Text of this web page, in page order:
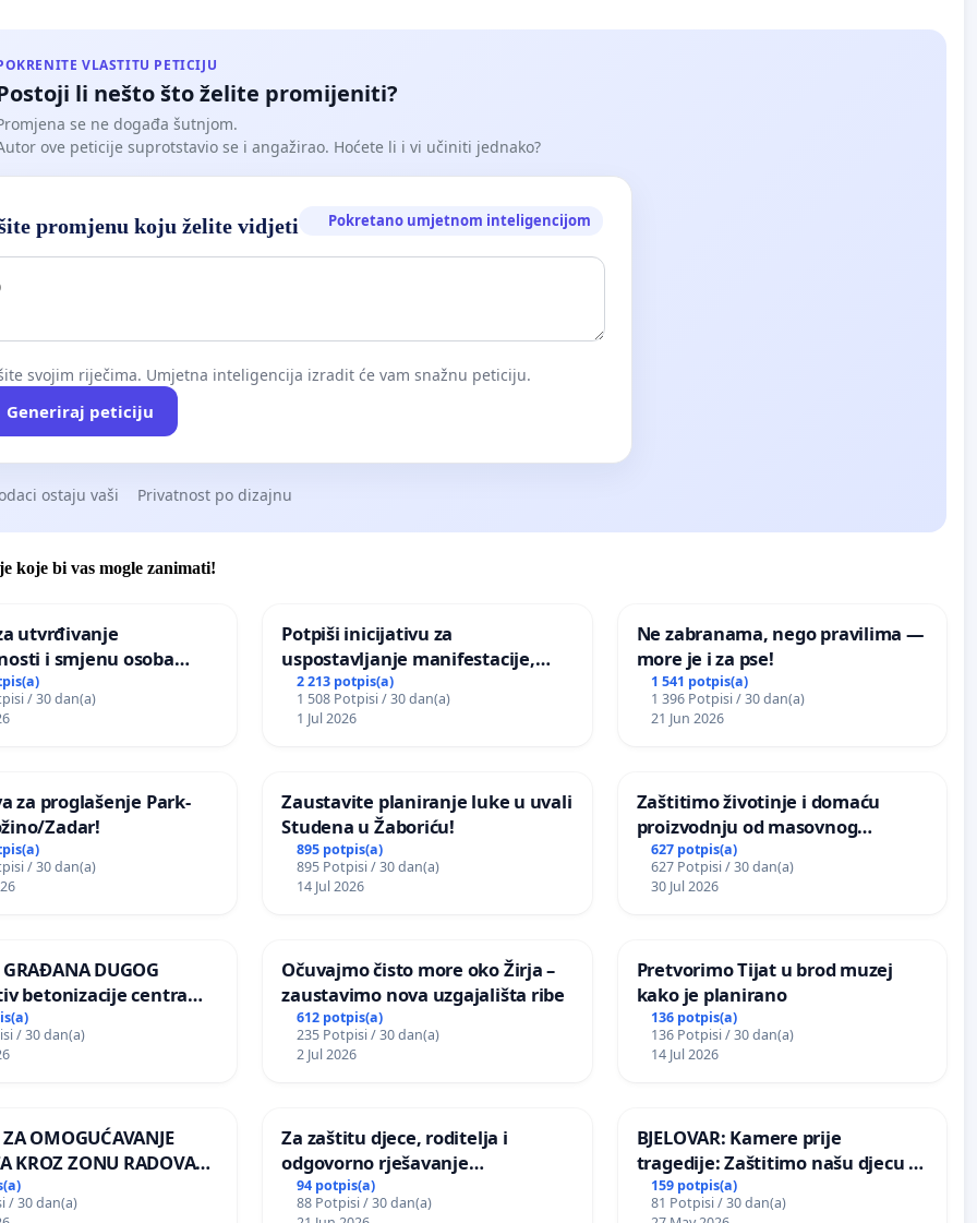
VLASTITU PETICIJU
li nešto što želite promijeniti?
se ne događa šutnjom.
ove peticije suprotstavio se i angažirao. Hoćete li i vi učiniti jednako?
promjenu koju želite vidjeti Pokretano umjetnom inteligencijom
svojim riječima. Umjetna inteligencija izradit će vam snažnu peticiju.
Generiraj peticiju
ostaju vaši Privatnost po dizajnu
koje bi vas mogle zanimati!
utvrđivanje
i smjenu osoba
za incident u
vrtu Grada Zagreba
/ 30 dan(a)
Potpiši inicijativu za
uspostavljanje manifestacije,
godišnje nagrade ili drugog
javnog događaja „Edin Avdić“ u
Sarajevu
2 213 potpis(a)
1 508 Potpisi / 30 dan(a)
1 Jul 2026
Ne zabranama, nego pravilima —
more je i za pse!
1 541 potpis(a)
1 396 Potpisi / 30 dan(a)
21 Jun 2026
za proglašenje Park-
Zadar!
/ 30 dan(a)
Zaustavite planiranje luke u uvali
Studena u Žaboriću!
895 potpis(a)
895 Potpisi / 30 dan(a)
14 Jul 2026
Zaštitimo životinje i domaću
proizvodnju od masovnog
uništavanja zbog afričke svinjske
kuge
627 potpis(a)
627 Potpisi / 30 dan(a)
30 Jul 2026
GRAĐANA DUGOG
betonizacije centra
očuvanje postojećih
i odraslih
donošenju izmjena
/ 30 dan(a)
Očuvajmo čisto more oko Žirja –
zaustavimo nova uzgajališta ribe
612 potpis(a)
235 Potpisi / 30 dan(a)
2 Jul 2026
Pretvorimo Tijat u brod muzej
kako je planirano
136 potpis(a)
136 Potpisi / 30 dan(a)
14 Jul 2026
ZA OMOGUĆAVANJE
KROZ ZONU RADOVA
Mjesnog odbora
i Lemić Brdo
/ 30 dan(a)
Za zaštitu djece, roditelja i
odgovorno rješavanje
maloljetničkog nasilja
94 potpis(a)
88 Potpisi / 30 dan(a)
BJELOVAR: Kamere prije
tragedije: Zaštitimo našu djecu u
Vukovarskoj!
159 potpis(a)
81 Potpisi / 30 dan(a)